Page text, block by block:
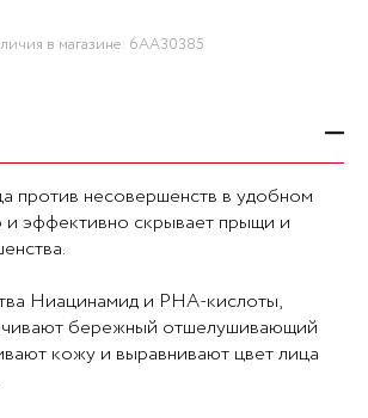
в магазине: 6AA30385
против несовершенств в удобном
эффективно скрывает прыщи и
Ниацинамид и РНА-кислоты,
бережный отшелушивающий
кожу и выравнивают цвет лица